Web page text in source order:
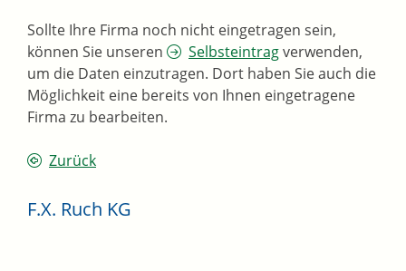
Sollte Ihre Firma noch nicht eingetragen sein,
können Sie unseren
Selbsteintragverwenden,
um die Daten einzutragen. Dort haben Sie auch die
Möglichkeit eine bereits von Ihnen eingetragene
Firma zu bearbeiten.
Zurück
F.X. Ruch KG